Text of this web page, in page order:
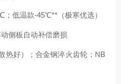
低温款-45℃**（极寒优选）
侧板自动补偿磨损
热好）；合金钢淬火齿轮；NB